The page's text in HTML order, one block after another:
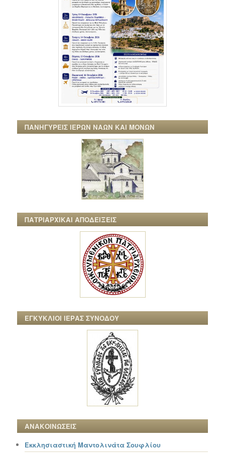
ΠΑΝΗΓΥΡΕΙΣ ΙΕΡΩΝ ΝΑΩΝ ΚΑΙ ΜΟΝΩΝ
ΠΑΤΡΙΑΡΧΙΚΑΙ ΑΠΟΔΕΙΞΕΙΣ
ΕΓΚΥΚΛΙΟΙ ΙΕΡΑΣ ΣΥΝΟΔΟΥ
ΑΝΑΚΟΙΝΩΣΕΙΣ
Εκκλησιαστική Μαντολινάτα Σουφλίου